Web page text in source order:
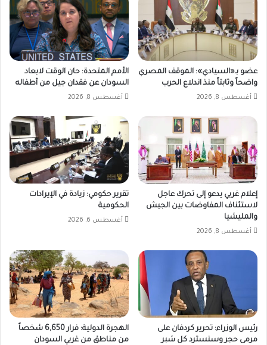
عضو بـ«السيادي»: الموقف المصري
واضحاً وثابتاً منذ اندلاع الحرب
أغسطس 8, 2026
الأمم المتحدة: حان الوقت لابعاد
السودان عن فقدان جيل من أطفاله
أغسطس 8, 2026
إعلام غربي يدعو إلى تحرك عاجل
لاستئناف المفاوضات بين الجيش
والمليشيا
أغسطس 8, 2026
تقرير حكومي: زيادة في الإيرادات
الحكومية
أغسطس 6, 2026
رئيس الوزراء: تحرير كردفان على
مرمى حجر وسنسترد كل شبر
الهجرة الدولية: فرار 6,650 شخصاً
من مناطق من غربي السودان